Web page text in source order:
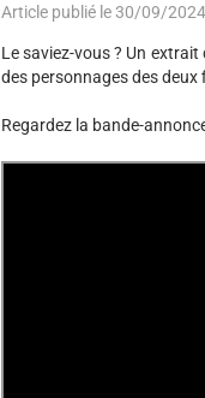
Article publié le 30/09/2024
Le saviez-vous ? Un
des personnages des deux
Regardez la bande-annonce